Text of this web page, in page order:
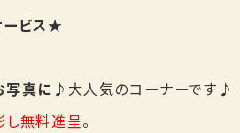
ービス★
写真に ♪大人気のコーナーです♪
し無料進呈。